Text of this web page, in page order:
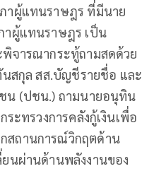
าผู้แทนราษฎร ที่มีนาย
าผู้แทนราษฎร เป็น
จารณากระทู้ถามสดด้วย
สกุล สส.บัญชีรายชื่อ และ
น (ปชน.) ถามนายอนุทิน
ระทรวงการคลังกู้เงินเพื่อ
สถานการณ์วิกฤตด้าน
ยนผ่านด้านพลังงานของ